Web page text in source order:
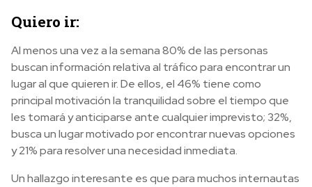
Quiero ir:
Al menos una vez a la semana 80% de las personas
buscan información relativa al tráfico para encontrar un
lugar al que quieren ir. De ellos, el 46% tiene como
principal motivación la tranquilidad sobre el tiempo que
les tomará y anticiparse ante cualquier imprevisto; 32%,
busca un lugar motivado por encontrar nuevas opciones
y 21% para resolver una necesidad inmediata.
Un hallazgo interesante es que para muchos internautas